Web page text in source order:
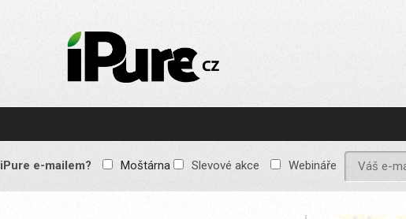
IPURE.CZ
Prémiový Apple e-
reklamy, žádné
obsah pro všechny
e-mailem? Moštárna Slevové akce Webináře